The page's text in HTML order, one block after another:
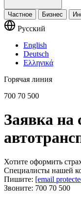
Частное Бизнес
Русский
English
Deutsch
Ελληνικά
Горячая линия
700 70 500
Заявка на
Хотите оформить
Специалисты нашей
Пишите: [email
Звоните: 700 70 500